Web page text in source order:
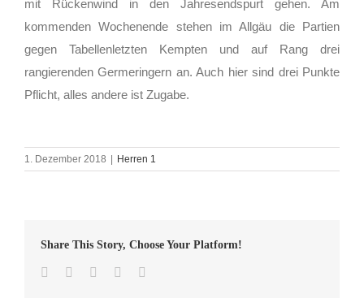
mit Rückenwind in den Jahresendspurt gehen. Am
kommenden Wochenende stehen im Allgäu die Partien
gegen Tabellenletzten Kempten und auf Rang drei
rangierenden Germeringern an. Auch hier sind drei Punkte
Pflicht, alles andere ist Zugabe.
1. Dezember 2018 Herren 1
Share This Story, Choose Your Platform!
Facebook
TwitterLinkedInWhatsApp